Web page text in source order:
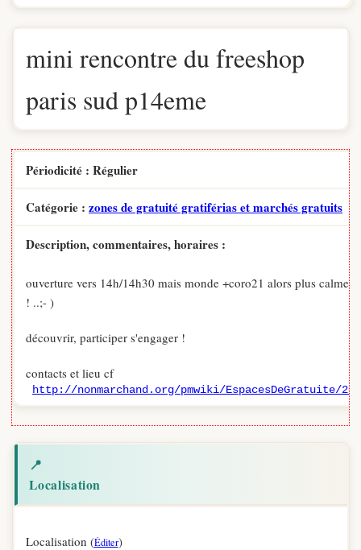
mini rencontre du freeshop
paris sud p14eme
Périodicité : Régulier
Catégorie :zones de gratuité gratiférias et marchés gratuits
Description, commentaires, horaires :
ouverture vers 14h/14h30 mais monde +coro21 alors plus calme
! ..;- )
découvrir, participer s'engager !
contacts et lieu cf
http://nonmarchand.org/pmwiki/EspacesDeGratuite/
📍
Localisation
Localisation (Éditer)